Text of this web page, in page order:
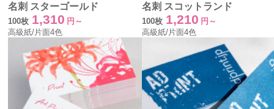
名刺 スターゴールド
100枚 1,310 円～
高級紙/片面4色
名刺 スコットランド
100枚 1,210 円～
高級紙/片面4色